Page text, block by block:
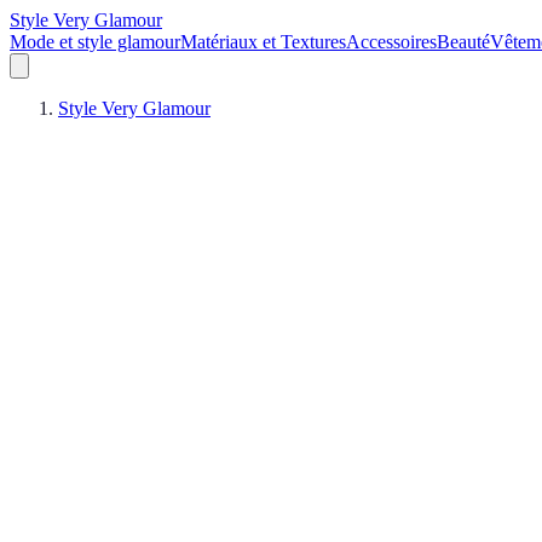
Style Very Glamour
Mode et style glamourMatériaux et TexturesAccessoiresBeauté
Style Very Glamour